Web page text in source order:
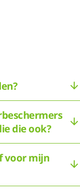
die ook?
voor mijn